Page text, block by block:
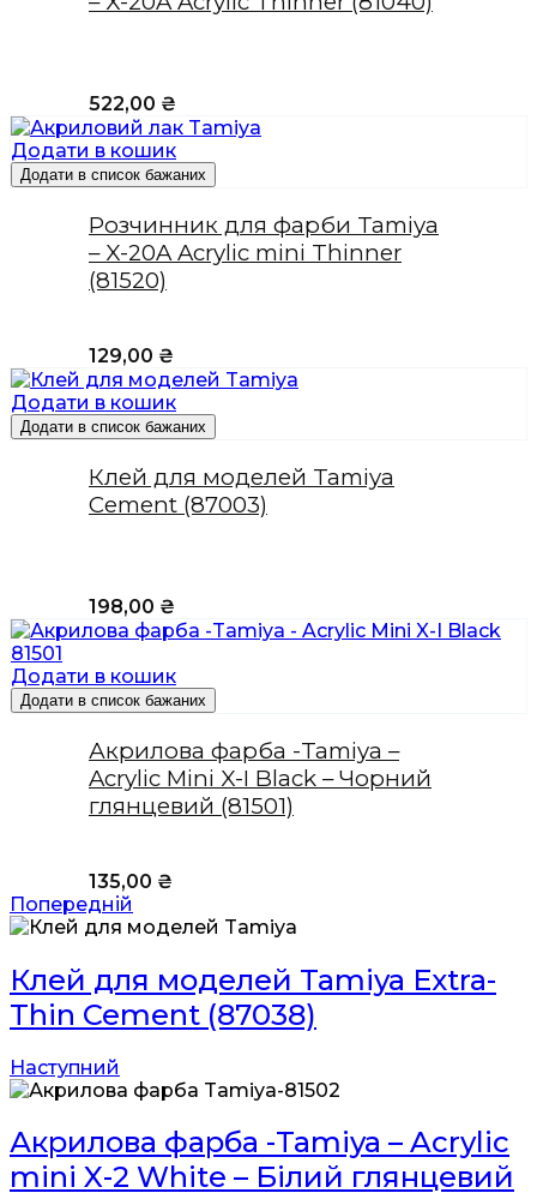
522,00 ₴
Додати в кошик
Додати в список бажаних
Розчинник для фарби Tamiya
– X-20A Acrylic mini Thinner
(81520)
129,00 ₴
Додати в кошик
Додати в список бажаних
Клей для моделей Tamiya
Cement (87003)
198,00 ₴
Додати в кошик
Додати в список бажаних
Акрилова фарба -Tamiya –
Acrylic Mini X-I Black – Чорний
глянцевий (81501)
135,00 ₴
Попередній
Клей для моделей Tamiya Extra-
Thin Cement (87038)
Наступний
Акрилова фарба -Tamiya – Acrylic
mini X-2 White – Білий глянцевий